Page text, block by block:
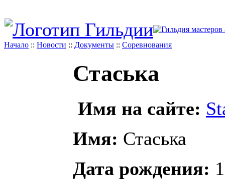
Начало :: Новости :: Документы :: Соревнования
Стаська
Имя на сайте:
Имя: Стаська
Дата рождения: